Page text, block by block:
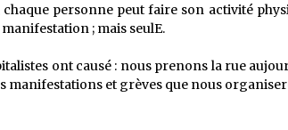
personne peut faire son activité
; mais seulE.
ont causé : nous prenons la rue
manifestations et grèves que nous